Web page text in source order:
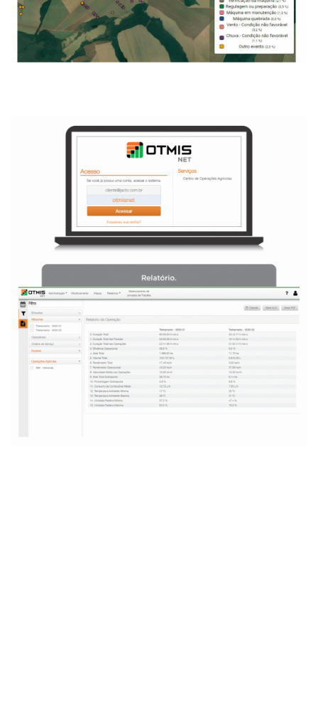
Tenha maior controle sobre as paradas da máquina
durante o trabalho.
O rendimento operacional (Hectares/hora) é um fator de
Quanto mais a máquina trabalhar, maiores serão os
resultados. Máquina parada gera custos e não receitas!